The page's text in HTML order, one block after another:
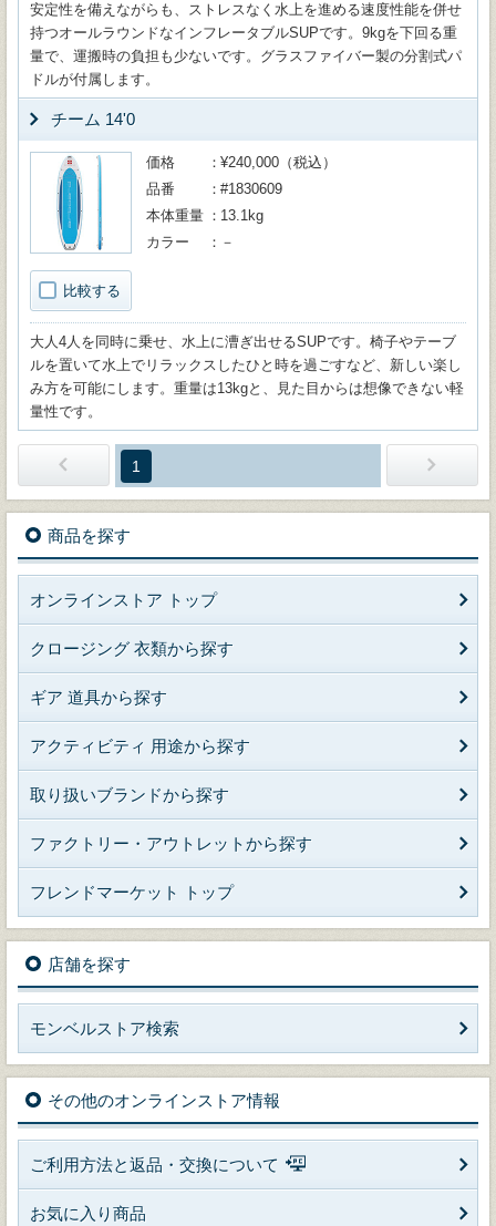
安定性を備えながらも、ストレスなく水上を進める速度性能を併せ
持つオールラウンドなインフレータブルSUPです。9kgを下回る重
量で、運搬時の負担も少ないです。グラスファイバー製の分割式パ
ドルが付属します。
チーム 14'0
比較する
価格
¥240,000（税込）
品番
#1830609
本体重量
13.1kg
カラー
－
大人4人を同時に乗せ、水上に漕ぎ出せるSUPです。椅子やテーブ
ルを置いて水上でリラックスしたひと時を過ごすなど、新しい楽し
み方を可能にします。重量は13kgと、見た目からは想像できない軽
量性です。
1
商品を探す
オンラインストア トップ
クロージング 衣類から探す
ギア 道具から探す
アクティビティ 用途から探す
取り扱いブランドから探す
ファクトリー・アウトレットから探す
フレンドマーケット トップ
店舗を探す
モンベルストア検索
その他のオンラインストア情報
ご利用方法と返品・交換について
お気に入り商品